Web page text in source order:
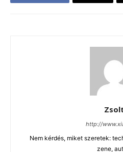
http://
Nem kérdés, miket szeretek:
zene,